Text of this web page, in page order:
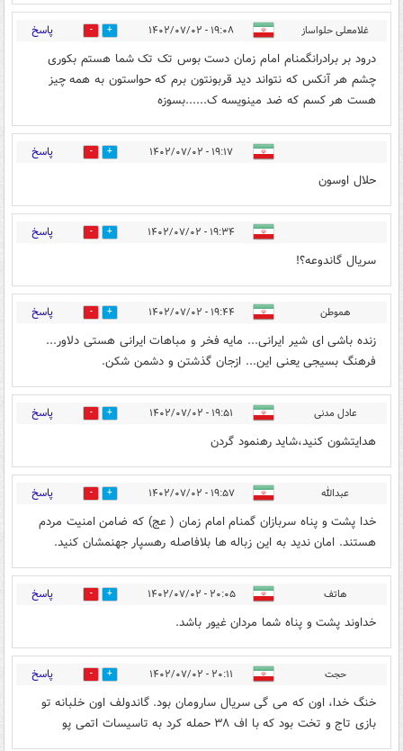
غلامعلی حلواساز ۱۹:۰۸ - ۱۴۰۲/۰۷/۰۲ 1 پاسخ
درود بر برادرانگمنام امام زمان دست بوس تک تک شما هستم بکوری
چشم هر آنکس که نتواند دید قربونتون برم که حواستون به همه چیز
هست هر کسم که ضد مینویسه ک......بسوزه
۱۹:۱۷ - ۱۴۰۲/۰۷/۰۲ 1 پاسخ
حلال اوسون
۱۹:۳۴ - ۱۴۰۲/۰۷/۰۲ 0 پاسخ
سریال گاندوعه؟!
هموطن ۱۹:۴۴ - ۱۴۰۲/۰۷/۰۲ 2 پاسخ
زنده باشی ای شیر ایرانی... مایه فخر و مباهات ایرانی هستی دلاور...
فرهنگ بسیجی یعنی این... ازجان گذشتن و دشمن شکن.
عادل مدنی ۱۹:۵۱ - ۱۴۰۲/۰۷/۰۲ 0 پاسخ
هدایتشون کنید،شاید رهنمود گردن
عبدالله ۱۹:۵۷ - ۱۴۰۲/۰۷/۰۲ 2 پاسخ
خدا پشت و پناه سربازان گمنام امام زمان ( عج) که ضامن امنیت مردم
هستند. امان ندید به این زباله ها بلافاصله رهسپار جهنمشان کنید.
هاتف ۲۰:۰۵ - ۱۴۰۲/۰۷/۰۲ 2 پاسخ
خداوند پشت و پناه شما مردان غیور باشد.
حجت ۲۰:۱۱ - ۱۴۰۲/۰۷/۰۲ 1 پاسخ
خنگ خدا، اون که می گی سریال سارومان بود. گاندولف اون خلبانه تو
بازی تاج و تخت بود که با اف ۳۸ حمله کرد به تاسیسات اتمی پو